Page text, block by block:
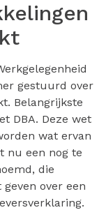
gestuurd over
Belangrijkste
DBA. Deze wet
wat ervan
nu een nog te
die
over een